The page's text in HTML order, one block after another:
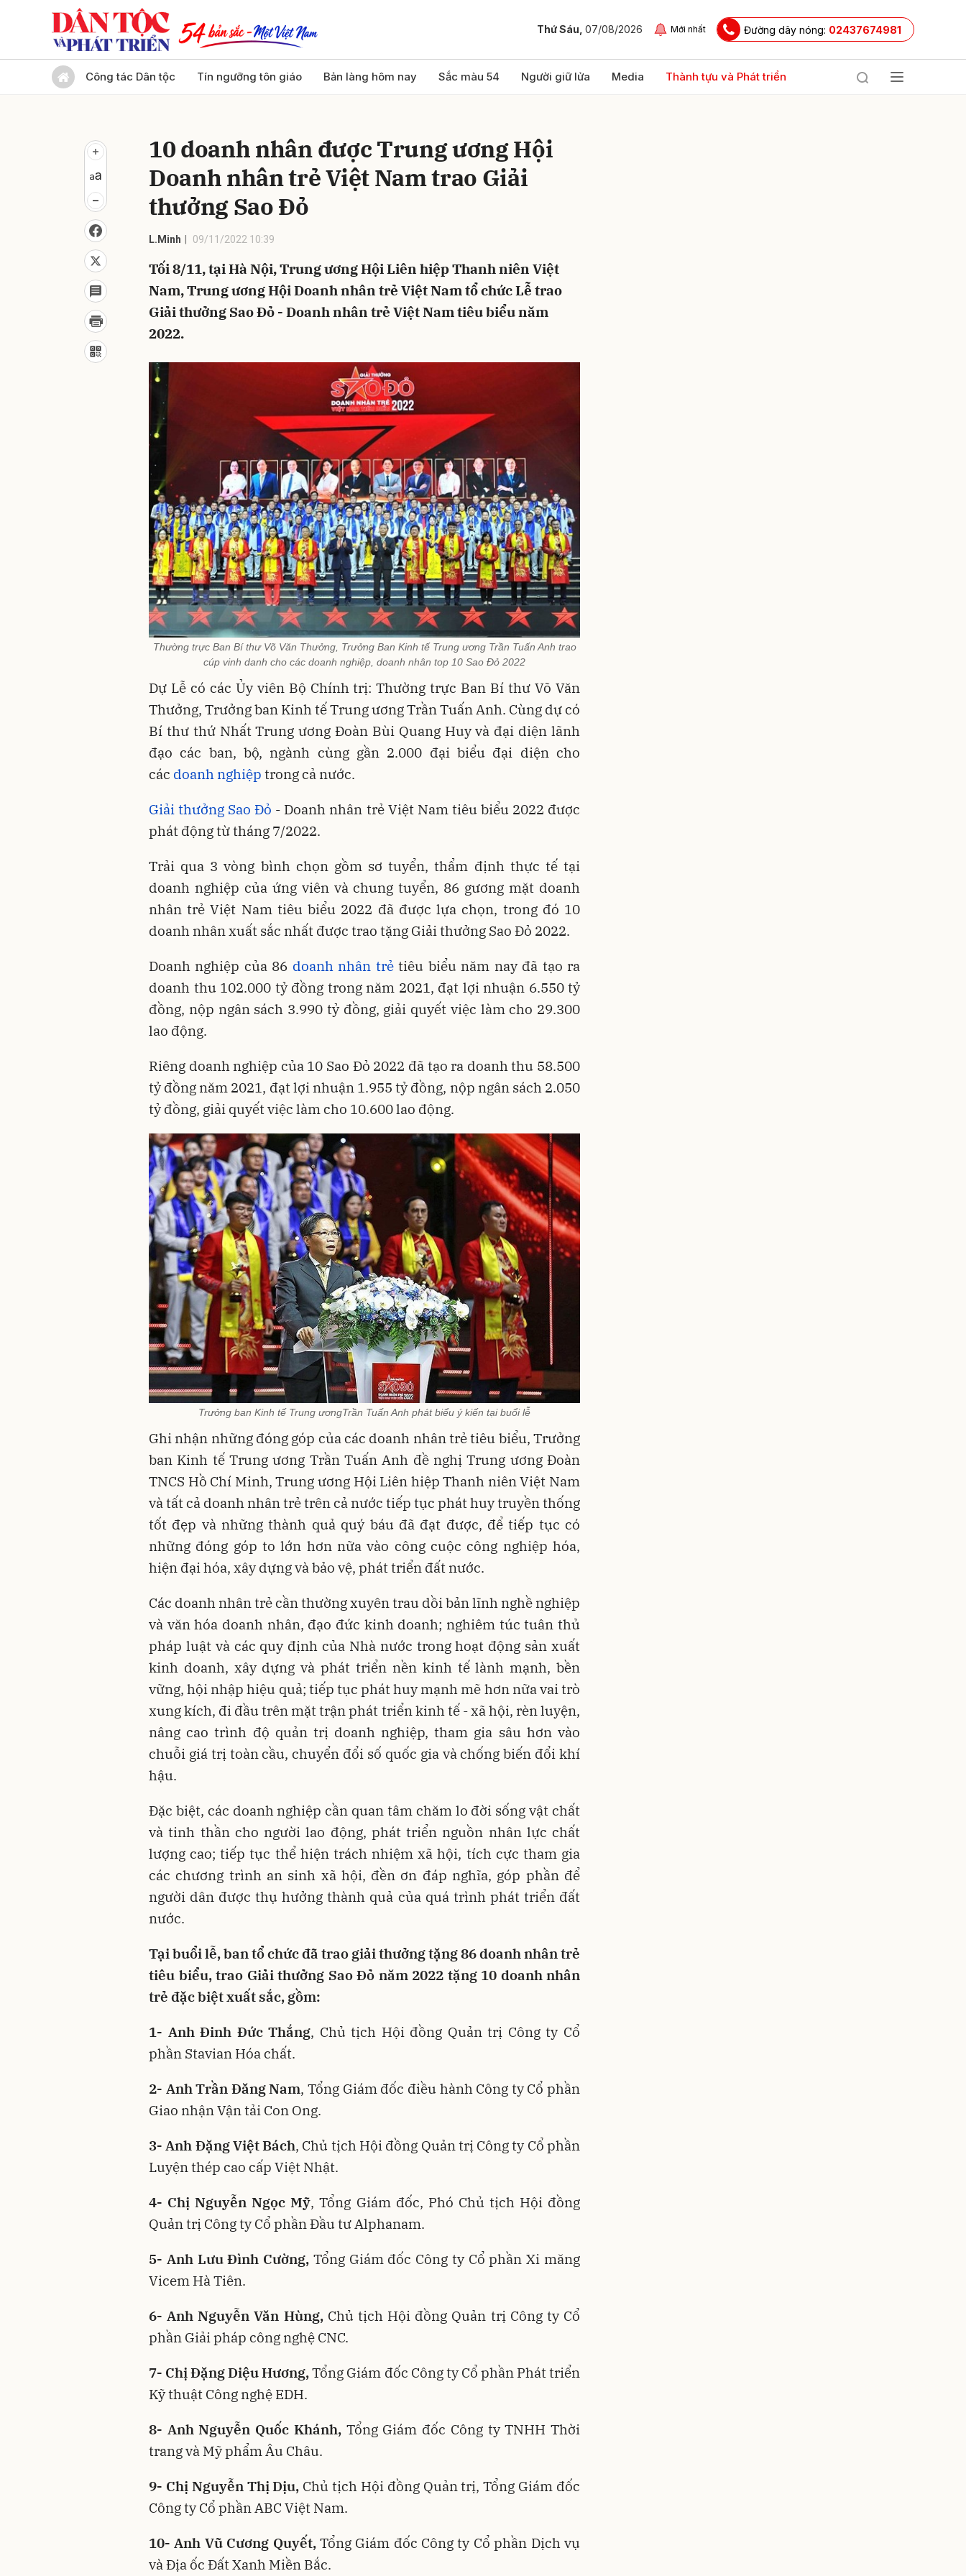
Thứ Sáu, 07/08/2026 Mới nhất Đường dây nóng: 02437674981
Công tác Dân tộc Tín ngưỡng tôn giáo Bản làng hôm nay Sắc màu 54 Người giữ lửa Media Thành tựu và Phát triển
10 doanh nhân được Trung ương Hội
Doanh nhân trẻ Việt Nam trao Giải
thưởng Sao Đỏ
L.Minh 09/11/2022 10:39
Tối 8/11, tại Hà Nội, Trung ương Hội Liên hiệp Thanh niên Việt
Nam, Trung ương Hội Doanh nhân trẻ Việt Nam tổ chức Lễ trao
Giải thưởng Sao Đỏ - Doanh nhân trẻ Việt Nam tiêu biểu năm
2022.
Thường trực Ban Bí thư Võ Văn Thưởng, Trưởng Ban Kinh tế Trung ương Trần Tuấn Anh trao
cúp vinh danh cho các doanh nghiệp, doanh nhân top 10 Sao Đỏ 2022
Dự Lễ có các Ủy viên Bộ Chính trị: Thường trực Ban Bí thư Võ Văn
Thưởng, Trưởng ban Kinh tế Trung ương Trần Tuấn Anh. Cùng dự có
Bí thư thứ Nhất Trung ương Đoàn Bùi Quang Huy và đại diện lãnh
đạo các ban, bộ, ngành cùng gần 2.000 đại biểu đại diện cho
các doanh nghiệp trong cả nước.
Giải thưởng Sao Đỏ - Doanh nhân trẻ Việt Nam tiêu biểu 2022 được
phát động từ tháng 7/2022.
Trải qua 3 vòng bình chọn gồm sơ tuyển, thẩm định thực tế tại
doanh nghiệp của ứng viên và chung tuyển, 86 gương mặt doanh
nhân trẻ Việt Nam tiêu biểu 2022 đã được lựa chọn, trong đó 10
doanh nhân xuất sắc nhất được trao tặng Giải thưởng Sao Đỏ 2022.
Doanh nghiệp của 86 doanh nhân trẻtiêu biểu năm nay đã tạo ra
doanh thu 102.000 tỷ đồng trong năm 2021, đạt lợi nhuận 6.550 tỷ
đồng, nộp ngân sách 3.990 tỷ đồng, giải quyết việc làm cho 29.300
lao động.
Riêng doanh nghiệp của 10 Sao Đỏ 2022 đã tạo ra doanh thu 58.500
tỷ đồng năm 2021, đạt lợi nhuận 1.955 tỷ đồng, nộp ngân sách 2.050
tỷ đồng, giải quyết việc làm cho 10.600 lao động.
Trưởng ban Kinh tế Trung ươngTrần Tuấn Anh phát biểu ý kiến tại buổi lễ
Ghi nhận những đóng góp của các doanh nhân trẻ tiêu biểu, Trưởng
ban Kinh tế Trung ương Trần Tuấn Anh đề nghị Trung ương Đoàn
TNCS Hồ Chí Minh, Trung ương Hội Liên hiệp Thanh niên Việt Nam
và tất cả doanh nhân trẻ trên cả nước tiếp tục phát huy truyền thống
tốt đẹp và những thành quả quý báu đã đạt được, để tiếp tục có
những đóng góp to lớn hơn nữa vào công cuộc công nghiệp hóa,
hiện đại hóa, xây dựng và bảo vệ, phát triển đất nước.
Các doanh nhân trẻ cần thường xuyên trau dồi bản lĩnh nghề nghiệp
và văn hóa doanh nhân, đạo đức kinh doanh; nghiêm túc tuân thủ
pháp luật và các quy định của Nhà nước trong hoạt động sản xuất
kinh doanh, xây dựng và phát triển nền kinh tế lành mạnh, bền
vững, hội nhập hiệu quả; tiếp tục phát huy mạnh mẽ hơn nữa vai trò
xung kích, đi đầu trên mặt trận phát triển kinh tế - xã hội, rèn luyện,
nâng cao trình độ quản trị doanh nghiệp, tham gia sâu hơn vào
chuỗi giá trị toàn cầu, chuyển đổi số quốc gia và chống biến đổi khí
hậu.
Đặc biệt, các doanh nghiệp cần quan tâm chăm lo đời sống vật chất
và tinh thần cho người lao động, phát triển nguồn nhân lực chất
lượng cao; tiếp tục thể hiện trách nhiệm xã hội, tích cực tham gia
các chương trình an sinh xã hội, đền ơn đáp nghĩa, góp phần để
người dân được thụ hưởng thành quả của quá trình phát triển đất
nước.
Tại buổi lễ, ban tổ chức đã trao giải thưởng tặng 86 doanh nhân trẻ
tiêu biểu, trao Giải thưởng Sao Đỏ năm 2022 tặng 10 doanh nhân
trẻ đặc biệt xuất sắc, gồm:
1- Anh Đinh Đức Thắng, Chủ tịch Hội đồng Quản trị Công ty Cổ
phần Stavian Hóa chất.
2- Anh Trần Đăng Nam, Tổng Giám đốc điều hành Công ty Cổ phần
Giao nhận Vận tải Con Ong.
3- Anh Đặng Việt Bách, Chủ tịch Hội đồng Quản trị Công ty Cổ phần
Luyện thép cao cấp Việt Nhật.
4- Chị Nguyễn Ngọc Mỹ, Tổng Giám đốc, Phó Chủ tịch Hội đồng
Quản trị Công ty Cổ phần Đầu tư Alphanam.
5- Anh Lưu Đình Cường, Tổng Giám đốc Công ty Cổ phần Xi măng
Vicem Hà Tiên.
6- Anh Nguyễn Văn Hùng,Chủ tịch Hội đồng Quản trị Công ty Cổ
phần Giải pháp công nghệ CNC.
7- Chị Đặng Diệu Hương,Tổng Giám đốc Công ty Cổ phần Phát triển
Kỹ thuật Công nghệ EDH.
8- Anh Nguyễn Quốc Khánh,Tổng Giám đốc Công ty TNHH Thời
trang và Mỹ phẩm Âu Châu.
9- Chị Nguyễn Thị Dịu, Chủ tịch Hội đồng Quản trị, Tổng Giám đốc
Công ty Cổ phần ABC Việt Nam.
10- Anh Vũ Cương Quyết, Tổng Giám đốc Công ty Cổ phần Dịch vụ
và Địa ốc Đất Xanh Miền Bắc.
Gửi bình luận